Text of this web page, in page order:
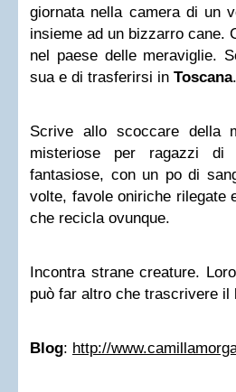
giornata nella camera di un
insieme ad un bizzarro cane.
nel paese delle meraviglie.
sua e di trasferirsi in Toscana.
Scrive allo scoccare della
misteriose per ragazzi di
fantasiose, con un po di
volte, favole oniriche rilegate
che recicla ovunque.
Incontra strane creature.
può far altro che trascrivere il
Blog: http://